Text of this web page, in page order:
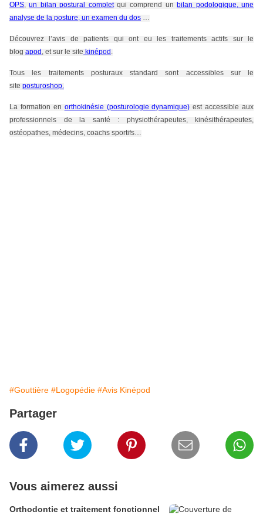
OPS, un bilan postural complet qui comprend un bilan podologique, une
analyse de la posture, un examen du dos …
Découvrez l’avis de patients qui ont eu les traitements actifs sur le
blog apod , et sur le site kinépod .
Tous les traitements posturaux standard sont accessibles sur le
site posturoshop.
La formation en orthokinésie (posturologie dynamique) est accessible aux
professionnels de la santé : physiothérapeutes, kinésithérapeutes,
ostéopathes, médecins, coachs sportifs…
#Gouttière #Logopédie #Avis Kinépod
Partager
Vous aimerez aussi
Orthodontie et traitement fonctionnel